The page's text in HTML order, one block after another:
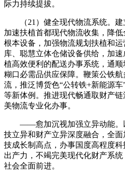
际力持续提拔。
（21）健全现代物流系统。建
加速扶植首都现代物流收集，降
根本设备，加强物流规划扶植和
库、聪慧立体仓储设备供给，加
植高效便利的配送办事系统，通
糊口必需品供应保障。鞭策公铁
流，推泛博货色“公转铁+新能源
等新体例。推进现代畅通取财产
美物流专业化办事。
——愈加沉视加强立异动能。
技立异和财产立异深度融合，全
技成长制高点，办事国度高程度
出产力，不竭完美现代化财产系
社会全面前进。